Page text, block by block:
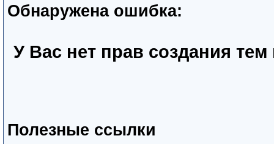
Обнаружена ошибка:
У Вас нет прав создания
Полезные ссылки